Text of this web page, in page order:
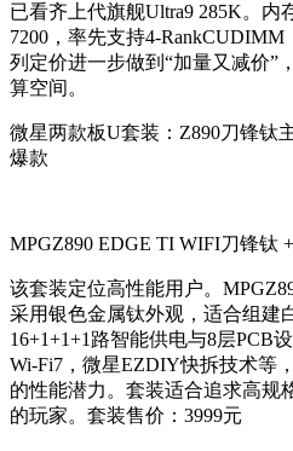
已看齐上代旗舰Ultra9 285K。内
7200，率先支持4-
列定价进一步做到“加量又减价”
算空间。
微星两款板U套装：Z890刀锋钛
爆款
MPGZ890 EDGE TI WIFI刀锋钛
该套装定位高性能用户。
采用银色金属钛外观，适合组建
16+1+1+1路智能供电与8层PCB
Wi-Fi7，微星EZDIY快拆技术等
的性能潜力。套装适合追求高规
的玩家。套装售价：3999元